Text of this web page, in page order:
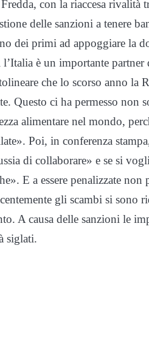
con la riaccesa rivalità
delle sanzioni a tenere
dei primi ad appoggiare la
è un importante partner
che lo scorso anno la
Questo ci ha permesso non
alimentare nel mondo,
Poi, in conferenza
di collaborare» e se si
E a essere penalizzate non
gli scambi si sono
A causa delle sanzioni le
siglati.